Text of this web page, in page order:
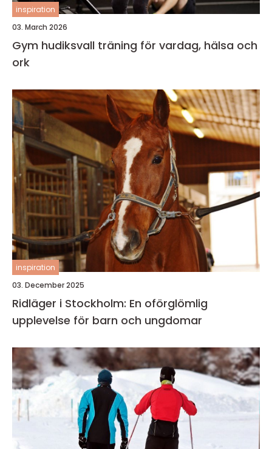
inspiration
03. March 2026
Gym hudiksvall träning för vardag, hälsa och
ork
inspiration
03. December 2025
Ridläger i Stockholm: En oförglömlig
upplevelse för barn och ungdomar